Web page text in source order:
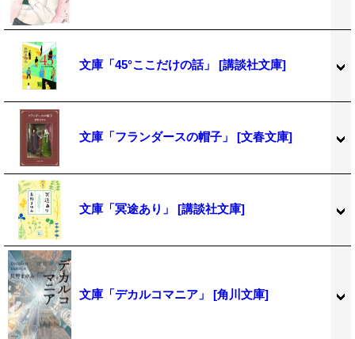
文庫「45°ここだけの話」 [講談社文庫]
文庫「フランダースの帽子」 [文春文庫]
文庫「冥途あり」 [講談社文庫]
文庫「デカルコマニア」 [角川文庫]